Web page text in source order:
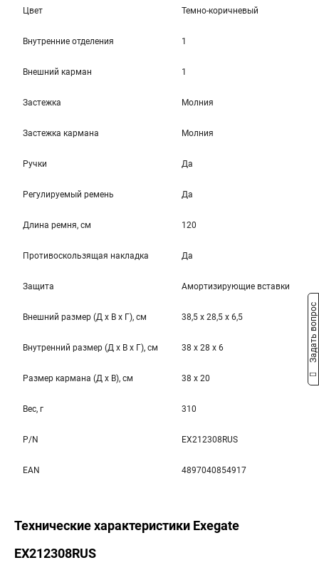
Цвет Темно-коричневый
Внутренние отделения 1
Внешний карман 1
Застежка Молния
Застежка кармана Молния
Ручки Да
Регулируемый ремень Да
Длина ремня, см 120
Противоскользящая накладка Да
Защита Амортизирующие вставки
Внешний размер (Д x В x Г), см 38,5 x 28,5 x 6,5
Внутренний размер (Д x В x Г), см 38 x 28 x 6
Размер кармана (Д x В), см 38 x 20
Вес, г 310
P/N EX212308RUS
EAN 4897040854917
Технические характеристики Exegate
EX212308RUS
Задать вопрос